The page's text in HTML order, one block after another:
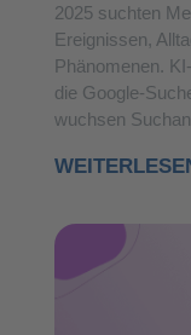
2025 suchten
Ereignissen,
Phänomenen.
die Google-
wuchsen